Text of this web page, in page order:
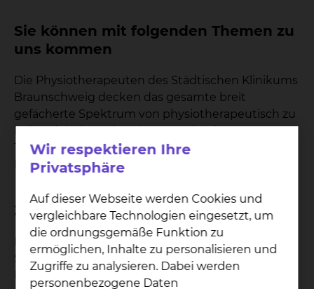
Sie können mit folgenden Themen zu
uns kommen
Die Physiotherapeuten des Städtischen Klinikums
Braunschweig decken das gesamte breit
gefächerte Spektrum von physiotherapeutisch zu
behandelnden Erkrankungen ab. Die
Therapiemethoden finden Sie unter dem Punkt
Behandlungsangebot.
Zahlen Daten Fakten
In der Physiotherapie sind insgesamt in allen
Standorten etwa 60 Therapeuten, beschäftigt.
Die Leitung besteht an jedem Standort aus einer
Wir respektieren Ihre
Privatsphäre
Auf dieser Webseite werden Cookies und
vergleichbare Technologien eingesetzt, um
die ordnungsgemäße Funktion zu
ermöglichen, Inhalte zu personalisieren und
Zugriffe zu analysieren. Dabei werden
personenbezogene Daten